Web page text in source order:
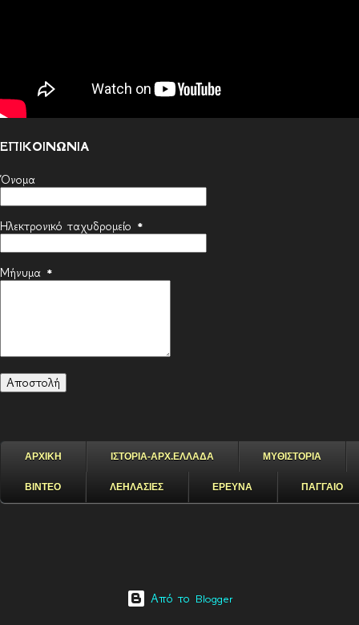
ΕΠΙΚΟΙΝΩΝΙΑ
Όνομα
Ηλεκτρονικό ταχυδρομείο *
Μήνυμα *
ΑΡΧΙΚΗ ΙΣΤΟΡΙΑ-ΑΡΧ.ΕΛΛΑΔΑ ΜΥΘΙΣΤΟΡΙΑ
ΒΙΝΤΕΟ ΛΕΗΛΑΣΙΕΣ ΕΡΕΥΝΑ ΠΑΓΓΑΙΟ
Από το Blogger